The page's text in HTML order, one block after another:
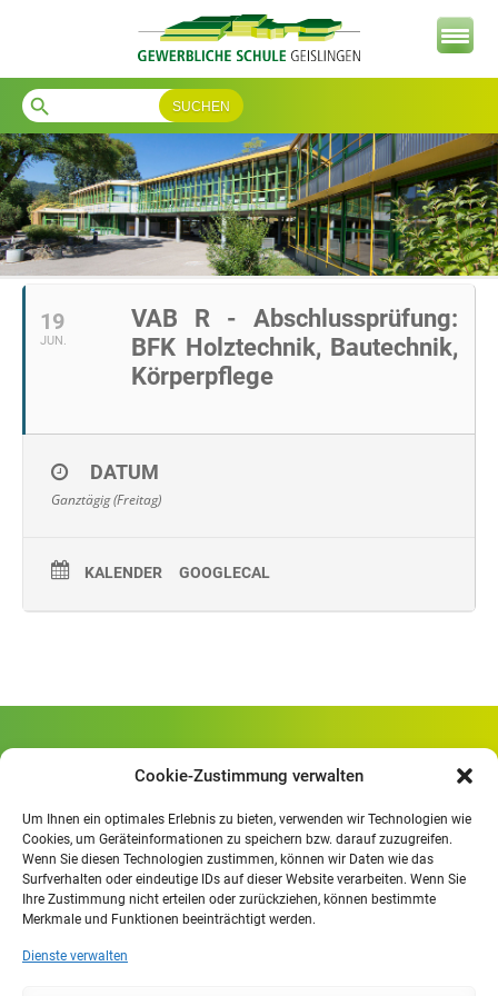
Cookie-Zustimmung verwalten
Um Ihnen ein optimales Erlebnis zu bieten, verwenden wir Technologien wie
Cookies, um Geräteinformationen zu speichern bzw. darauf zuzugreifen.
Wenn Sie diesen Technologien zustimmen, können wir Daten wie das
Surfverhalten oder eindeutige IDs auf dieser Website verarbeiten. Wenn Sie
Ihre Zustimmung nicht erteilen oder zurückziehen, können bestimmte
Merkmale und Funktionen beeinträchtigt werden.
Dienste verwalten
search
19
JUN.
VAB R - Abschlussprüfung:
BFK Holztechnik, Bautechnik,
Körperpflege
DATUM
Ganztägig (Freitag)
KALENDER GOOGLECAL
Rheinlandstraße 80
Öffnungszeiten
Mo. - Fr.
07.30 - 13.00 Uhr
Mo. - Do.
13:30 - 15.30 Uhr